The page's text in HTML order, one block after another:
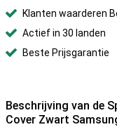
Klanten waarderen
Actief in 30 landen
Beste Prijsgarantie
Beschrijving van de
Cover Zwart